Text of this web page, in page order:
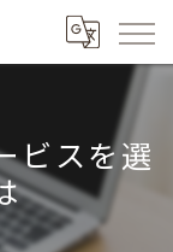
ビスを選